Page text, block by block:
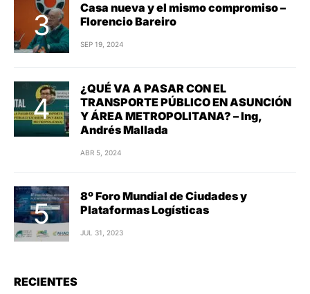
Casa nueva y el mismo compromiso –
Florencio Bareiro
SEP 19, 2024
¿QUÉ VA A PASAR CON EL
TRANSPORTE PÚBLICO EN ASUNCIÓN
Y ÁREA METROPOLITANA? – Ing,
Andrés Mallada
ABR 5, 2024
8º Foro Mundial de Ciudades y
Plataformas Logísticas
JUL 31, 2023
RECIENTES